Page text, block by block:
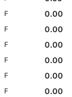
F
0.00
F
0.00
F
0.00
F
0.00
F
0.00
F 0.00